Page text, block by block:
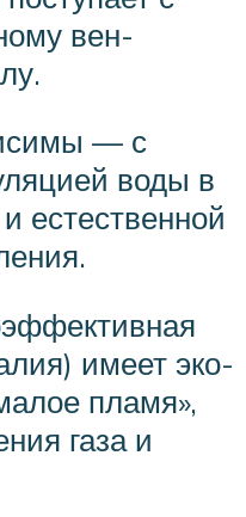
вен­
— с
воды в
естественной
имеет эко­
пламя»,
газа и